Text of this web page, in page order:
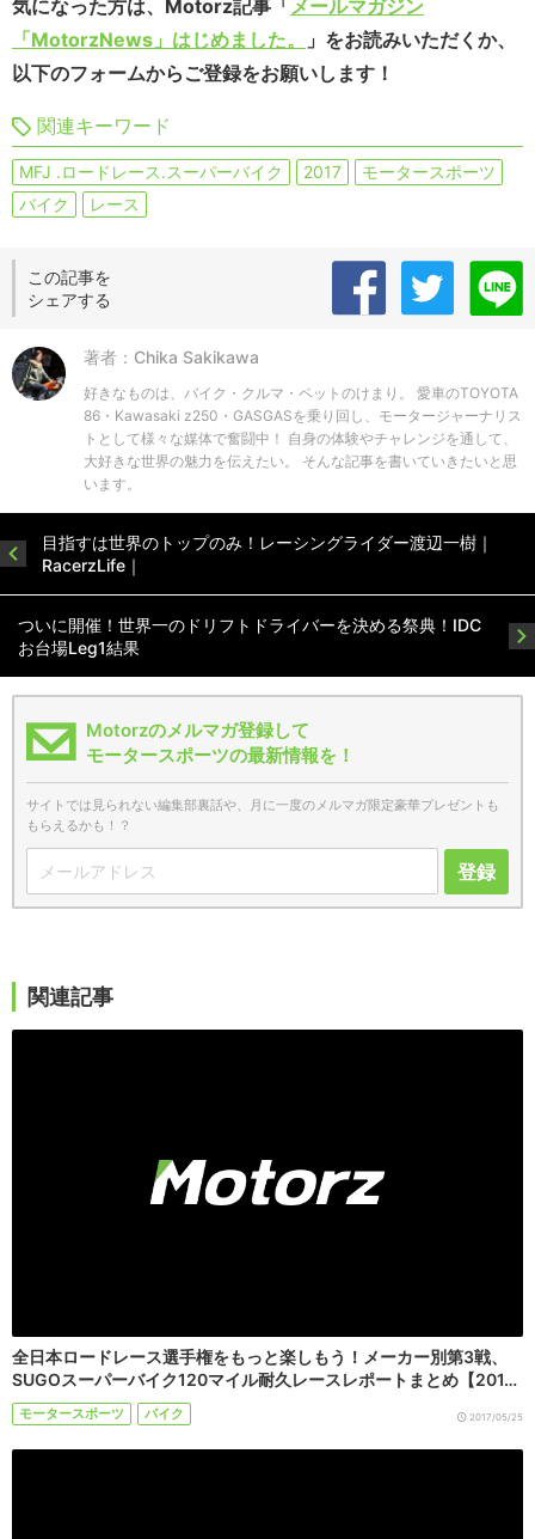
気になった方は、Motorz記事「 メールマガジン
「MotorzNews」はじめました。
」をお読みいただくか、
以下のフォームからご登録をお願いします！
関連キーワード
MFJ .ロードレース.スーパーバイク 2017
モータースポーツ
バイク
レース
この記事を
シェアする
著者：Chika Sakikawa
好きなものは、バイク・クルマ・ペットのけまり。 愛車のTOYOTA
86・Kawasaki z250・GASGASを乗り回し、モータージャーナリス
トとして様々な媒体で奮闘中！ 自身の体験やチャレンジを通して、
大好きな世界の魅力を伝えたい。 そんな記事を書いていきたいと思
います。
目指すは世界のトップのみ！レーシングライダー渡辺一樹｜
RacerzLife｜
ついに開催！世界一のドリフトドライバーを決める祭典！IDC
お台場Leg1結果
Motorzのメルマガ登録して
モータースポーツの最新情報を！
サイトでは見られない編集部裏話や、月に一度のメルマガ限定豪華プレゼントも
もらえるかも！？
登録
関連記事
全日本ロードレース選手権をもっと楽しもう！メーカー別第3戦、
SUGOスーパーバイク120マイル耐久レースレポートまとめ【201…
モータースポーツ バイク 2017/05/25